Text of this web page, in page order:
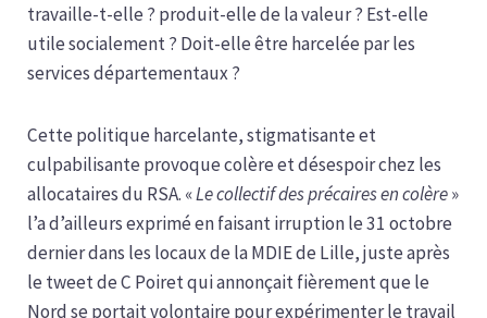
travaille-t-elle ? produit-elle de la valeur ? Est-elle
utile socialement ? Doit-elle être harcelée par les
services départementaux ?
Cette politique harcelante, stigmatisante et
culpabilisante provoque colère et désespoir chez les
allocataires du RSA. «Le collectif des précaires en colère»
l’a d’ailleurs exprimé en faisant irruption le 31 octobre
dernier dans les locaux de la MDIE de Lille, juste après
le tweet de C Poiret qui annonçait fièrement que le
Nord se portait volontaire pour expérimenter le travail